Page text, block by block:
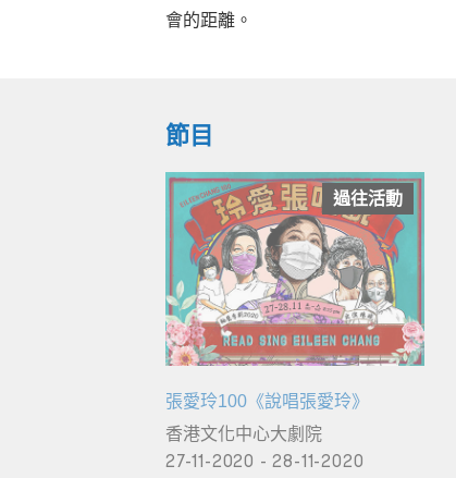
會的距離。
節目
過往活動
張愛玲100《說唱張愛玲》
香港文化中心大劇院
27-11-2020 - 28-11-2020